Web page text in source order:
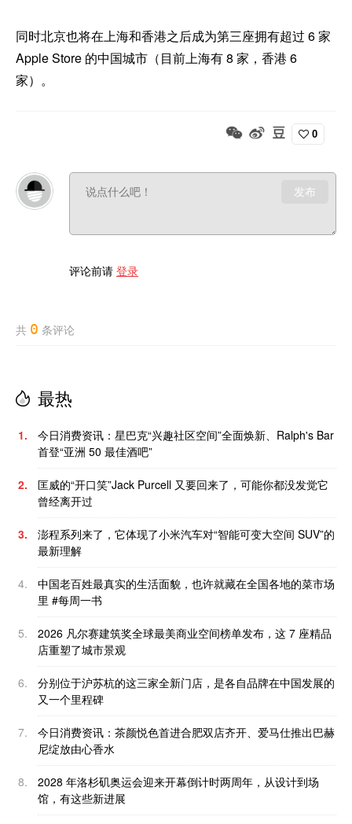
同时北京也将在上海和香港之后成为第三座拥有超过 6 家
Apple Store 的中国城市（目前上海有 8 家，香港 6
家）。
0
发布
评论前请 登录
共 0 条评论
最热
1.
今日消费资讯：星巴克“兴趣社区空间”全面焕新、Ralph's Bar
首登“亚洲 50 最佳酒吧”
2.
匡威的“开口笑”Jack Purcell 又要回来了，可能你都没发觉它
曾经离开过
3.
澎程系列来了，它体现了小米汽车对“智能可变大空间 SUV”的
最新理解
4.
中国老百姓最真实的生活面貌，也许就藏在全国各地的菜市场
里 #每周一书
5.
2026 凡尔赛建筑奖全球最美商业空间榜单发布，这 7 座精品
店重塑了城市景观
6.
分别位于沪苏杭的这三家全新门店，是各自品牌在中国发展的
又一个里程碑
7.
今日消费资讯：茶颜悦色首进合肥双店齐开、爱马仕推出巴赫
尼绽放由心香水
8.
2028 年洛杉矶奥运会迎来开幕倒计时两周年，从设计到场
馆，有这些新进展